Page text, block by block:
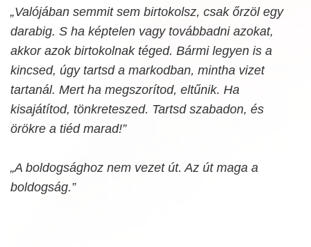
„Valójában semmit sem birtokolsz, csak őrzöl egy
darabig. S ha képtelen vagy továbbadni azokat,
akkor azok birtokolnak téged. Bármi legyen is a
kincsed, úgy tartsd a markodban, mintha vizet
tartanál. Mert ha megszorítod, eltűnik. Ha
kisajátítod, tönkreteszed. Tartsd szabadon, és
örökre a tiéd marad!”
„A boldogsághoz nem vezet út. Az út maga a
boldogság.”